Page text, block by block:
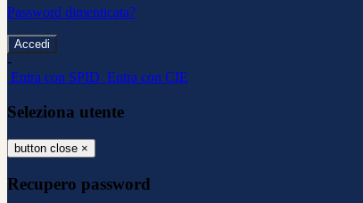
Password dimenticata?
-
Entra con SPID Entra con CIE
Seleziona utente
button close ×
Recupero password